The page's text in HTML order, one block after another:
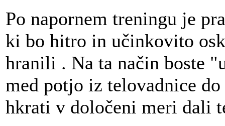
Po napornem treningu je
ki bo hitro in učinkovito
hranili . Na ta način boste
med potjo iz telovadnice
hkrati v določeni meri dali